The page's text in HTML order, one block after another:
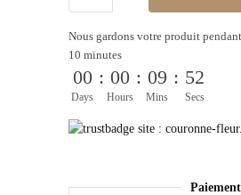
Nous gardons votre produit pendant
10 minutes
00
Days
: 00
Hours
: 09
Mins
: 52
Secs